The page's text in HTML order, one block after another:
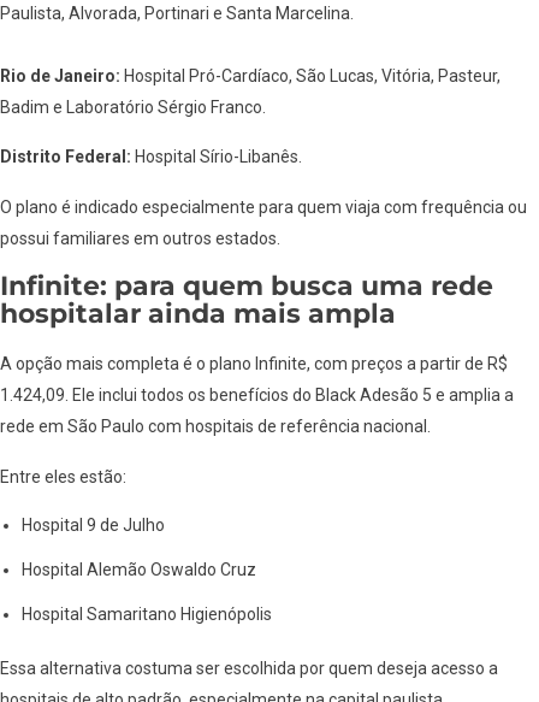
Paulista, Alvorada, Portinari e Santa Marcelina.
Rio de Janeiro: Hospital Pró-Cardíaco, São Lucas, Vitória, Pasteur,
Badim e Laboratório Sérgio Franco.
Distrito Federal: Hospital Sírio-Libanês.
O plano é indicado especialmente para quem viaja com frequência ou
possui familiares em outros estados.
Infinite: para quem busca uma rede
hospitalar ainda mais ampla
A opção mais completa é o plano Infinite, com preços a partir de R$
1.424,09. Ele inclui todos os benefícios do Black Adesão 5 e amplia a
rede em São Paulo com hospitais de referência nacional.
Entre eles estão:
Hospital 9 de Julho
Hospital Alemão Oswaldo Cruz
Hospital Samaritano Higienópolis
Essa alternativa costuma ser escolhida por quem deseja acesso a